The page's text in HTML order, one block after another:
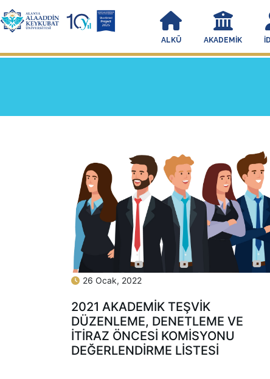
ALKÜ AKADEMIK
26 Ocak, 2022
2021 AKADEMİK TEŞVİK
DÜZENLEME, DENETLEME VE
İTİRAZ ÖNCESİ KOMİSYONU
DEĞERLENDİRME LİSTESİ